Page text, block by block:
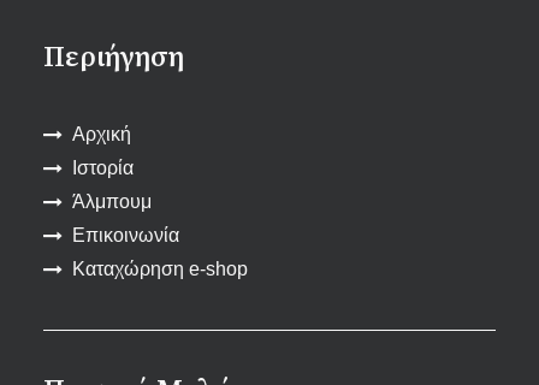
Περιήγηση
Αρχική
Ιστορία
Άλμπουμ
Επικοινωνία
Καταχώρηση e-shop